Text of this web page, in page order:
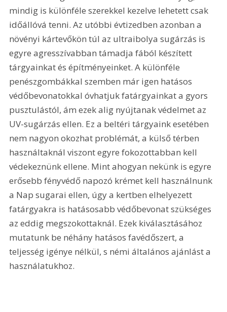
mindig is különféle szerekkel kezelve lehetett csak
időállóvá tenni. Az utóbbi évtizedben azonban a
növényi kártevőkön túl az ultraibolya sugárzás is
egyre agresszívabban támadja fából készített
tárgyainkat és építményeinket. A különféle
penészgombákkal szemben már igen hatásos
védőbevonatokkal óvhatjuk fatárgyainkat a gyors
pusztulástól, ám ezek alig nyújtanak védelmet az
UV-sugárzás ellen. Ez a beltéri tárgyaink esetében
nem nagyon okozhat problémát, a külső térben
használtaknál viszont egyre fokozottabban kell
védekeznünk ellene. Mint ahogyan nekünk is egyre
erősebb fényvédő napozó krémet kell használnunk
a Nap sugarai ellen, úgy a kertben elhelyezett
fatárgyakra is hatásosabb védőbevonat szükséges
az eddig megszokottaknál. Ezek kiválasztásához
mutatunk be néhány hatásos favédőszert, a
teljesség igénye nélkül, s némi általános ajánlást a
használatukhoz.